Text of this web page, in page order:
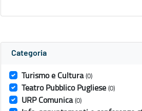
Categoria
Turismo e Cultura (0)
Teatro Pubblico Pugliese (0)
URP Comunica (0)